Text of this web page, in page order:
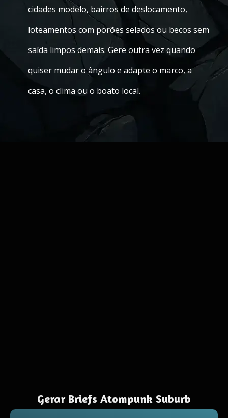
cidades modelo, bairros de deslocamento,
loteamentos com porões selados ou becos sem
saída limpos demais. Gere outra vez quando
quiser mudar o ângulo e adapte o marco, a
casa, o clima ou o boato local.
Gerar Briefs Atompunk Suburb